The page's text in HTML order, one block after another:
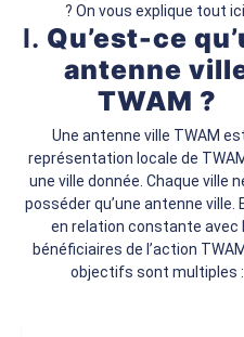
? On vous explique tout ici.
I. Qu’est-ce
antenne
TWAM ?
Une antenne ville TWAM
représentation locale de
une ville donnée. Chaque ville
posséder qu’une antenne ville.
en relation constante avec
bénéficiaires de l’action
objectifs sont multiples :